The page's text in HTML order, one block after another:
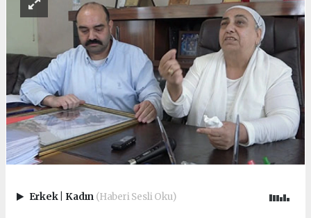
Erkek Kadın (Haberi Sesli Oku)